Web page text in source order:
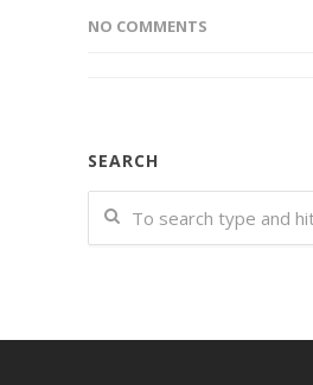
NO COMMENTS
SEARCH